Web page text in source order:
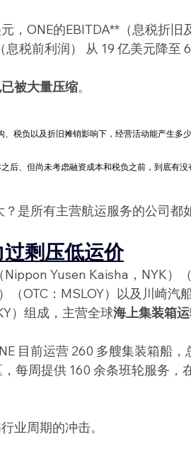
，ONE的EBITDA**（息税折旧
息税前利润） 从 19 亿美元降至
被大量压缩。
税负以及折旧摊销影响下，经营活动能产生多少
后、但尚未考虑融资成本和税负之前，到底有没
是所有主营航运服务的公司都
剩压低运价
Yusen Kaisha，NYK）
（OTC：MSLOY）以及川崎汽
）组成，主营全球海上集装箱
目前运营 260 多艘集装箱船
每周提供 160 余条班轮服务，
业周期的冲击。